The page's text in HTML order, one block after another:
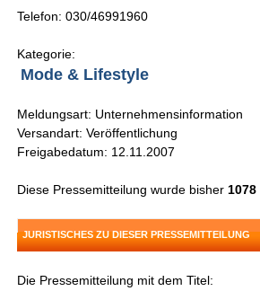
Telefon: 030/46991960
Kategorie:
Mode & Lifestyle
Meldungsart: Unternehmensinformation
Versandart: Veröffentlichung
Freigabedatum: 12.11.2007
Diese Pressemitteilung wurde bisher 1078
JURISTISCHES ZU DIESER PRESSEMITTEILUNG
Die Pressemitteilung mit dem Titel: